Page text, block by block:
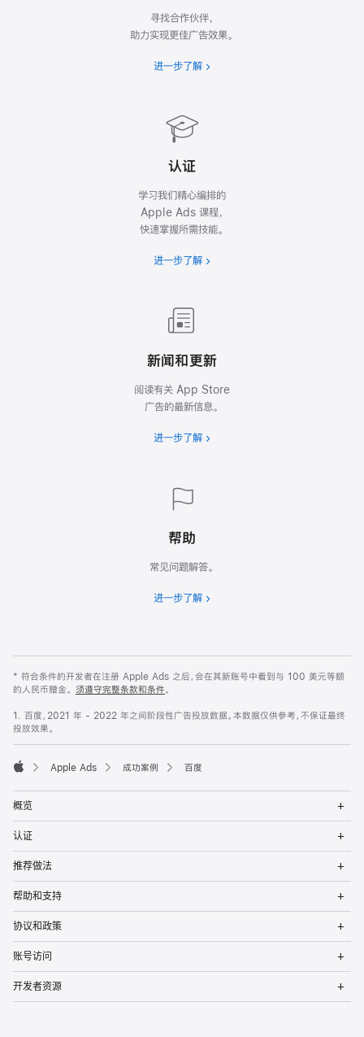
寻找合作伙伴，
助力实现更佳广告效果。
进一步了解
认证
学习我们精心编排的
Apple Ads 课程，
快速掌握所需技能。
进一步了解
新闻和更新
阅读有关 App Store
广告的最新信息。
进一步了解
帮助
常见问题解答。
进一步了解
* 符合条件的开发者在注册 Apple Ads 之后，会在其新账号中看到与 100 美元等额
的人民币赠金。 须遵守完整条款和条件。
1. 百度，2021 年 - 2022 年之间阶段性广告投放数据。本数据仅供参考，不保证最终
投放效果。
Apple Ads 成功案例 百度
概览
认证
推荐做法
帮助和支持
协议和政策
账号访问
开发者资源